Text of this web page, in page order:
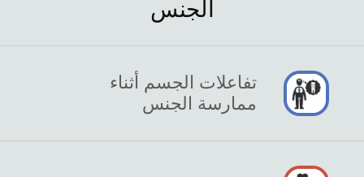
الجنس
تفاعلات الجسم أثناء
ممارسة الجنس